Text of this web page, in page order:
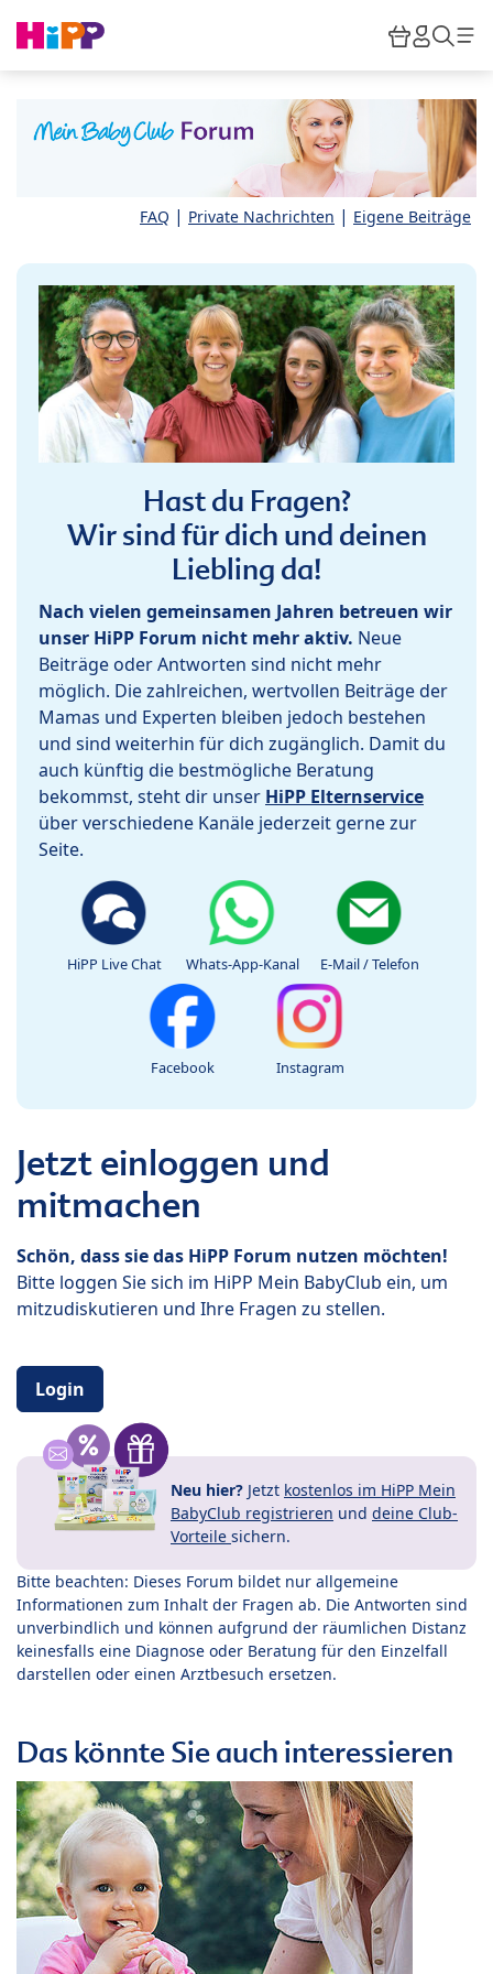
HiPP
FAQ | Private Nachrichten | Eigene Beiträge
Hast du Fragen?
Wir sind für dich und deinen
Liebling da!
Nach vielen gemeinsamen Jahren betreuen wir
unser HiPP Forum nicht mehr aktiv. Neue
Beiträge oder Antworten sind nicht mehr
möglich. Die zahlreichen, wertvollen Beiträge der
Mamas und Experten bleiben jedoch bestehen
und sind weiterhin für dich zugänglich. Damit du
auch künftig die bestmögliche Beratung
bekommst, steht dir unser HiPP Elternservice
über verschiedene Kanäle jederzeit gerne zur
Seite.
HiPP Live Chat Whats-App-Kanal E-Mail / Telefon
Facebook Instagram
Jetzt einloggen und
mitmachen
Schön, dass sie das HiPP Forum nutzen möchten!
Bitte loggen Sie sich im HiPP Mein BabyClub ein, um
mitzudiskutieren und Ihre Fragen zu stellen.
Login
Neu hier? Jetzt kostenlos im HiPP Mein
BabyClub registrieren und deine Club-
Vorteile sichern.
Bitte beachten: Dieses Forum bildet nur allgemeine
Informationen zum Inhalt der Fragen ab. Die Antworten sind
unverbindlich und können aufgrund der räumlichen Distanz
keinesfalls eine Diagnose oder Beratung für den Einzelfall
darstellen oder einen Arztbesuch ersetzen.
Das könnte Sie auch interessieren